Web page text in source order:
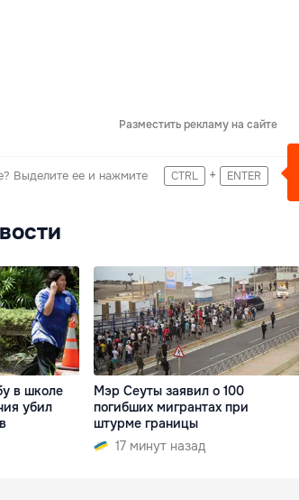
Разместить рекламу на сайте
Выделите ее и нажмите CTRL + ENTER
в школе
убил
Мэр Сеуты заявил о 100
погибших мигрантах при
штурме границы
17 минут назад